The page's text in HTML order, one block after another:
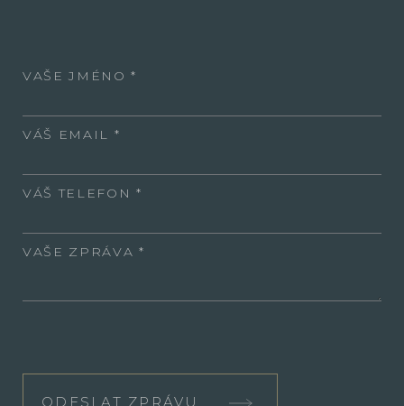
VAŠE JMÉNO
VÁŠ EMAIL
VÁŠ TELEFON
VAŠE ZPRÁVA
ODESLAT ZPRÁVU